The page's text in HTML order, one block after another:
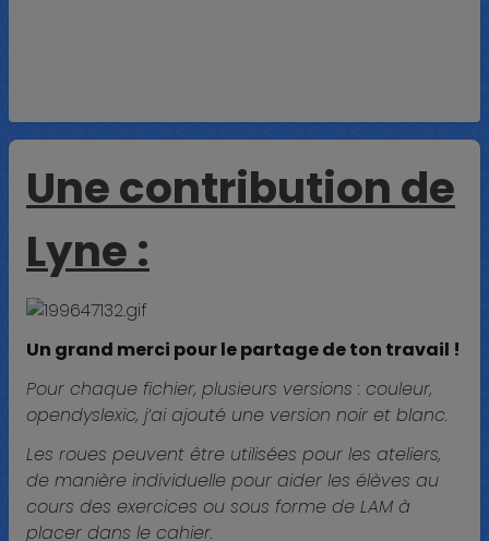
Une contribution de
Lyne :
Un grand merci pour le partage de ton travail !
Pour chaque fichier, plusieurs versions : couleur,
opendyslexic, j’ai ajouté une version noir et blanc.
Les roues peuvent être utilisées pour les ateliers,
de manière individuelle pour aider les élèves au
cours des exercices ou sous forme de LAM à
placer dans le cahier.